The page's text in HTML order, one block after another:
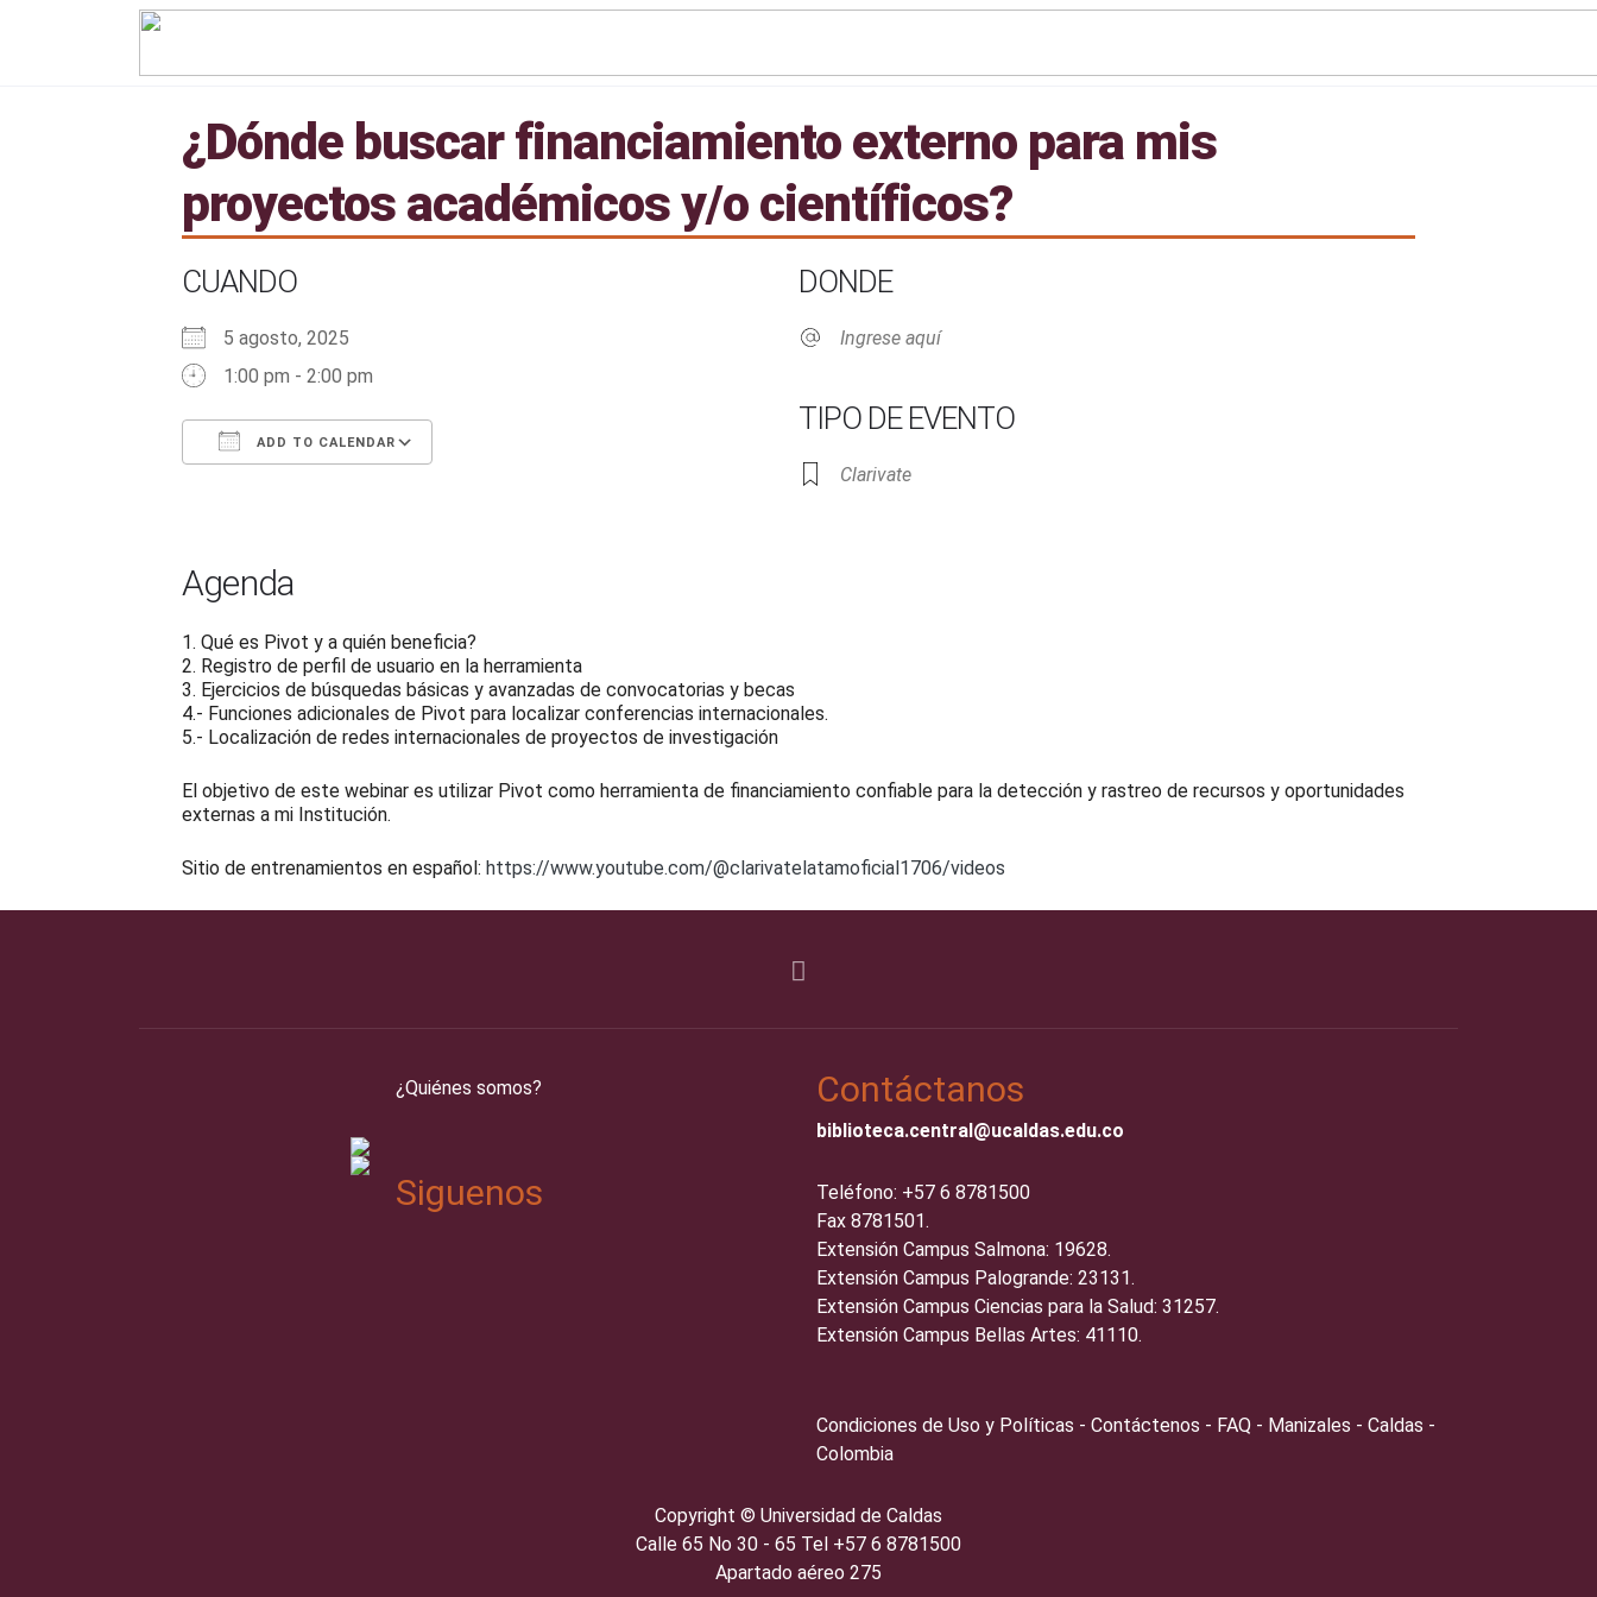
¿Dónde buscar financiamiento externo para mis
proyectos académicos y/o científicos?
CUANDO
5 agosto, 2025
1:00 pm - 2:00 pm
ADD TO CALENDAR
DONDE
Ingrese aquí
TIPO DE EVENTO
Clarivate
Agenda
1. Qué es Pivot y a quién beneficia?
2. Registro de perfil de usuario en la herramienta
3. Ejercicios de búsquedas básicas y avanzadas de convocatorias y becas
4.- Funciones adicionales de Pivot para localizar conferencias internacionales.
5.- Localización de redes internacionales de proyectos de investigación
El objetivo de este webinar es utilizar Pivot como herramienta de financiamiento confiable para la detección y rastreo de recursos y oportunidades
externas a mi Institución.
Sitio de entrenamientos en español: https://www.youtube.com/@clarivatelatamoficial1706/videos
¿Quiénes somos?
Siguenos
Contáctanos
biblioteca.central@ucaldas.edu.co
Teléfono: +57 6 8781500
Fax 8781501.
Extensión Campus Salmona: 19628.
Extensión Campus Palogrande: 23131.
Extensión Campus Ciencias para la Salud: 31257.
Extensión Campus Bellas Artes: 41110.
Condiciones de Uso y Políticas - Contáctenos - FAQ - Manizales - Caldas -
Colombia
Copyright ©️ Universidad de Caldas
Calle 65 No 30 - 65 Tel +57 6 8781500
Apartado aéreo 275